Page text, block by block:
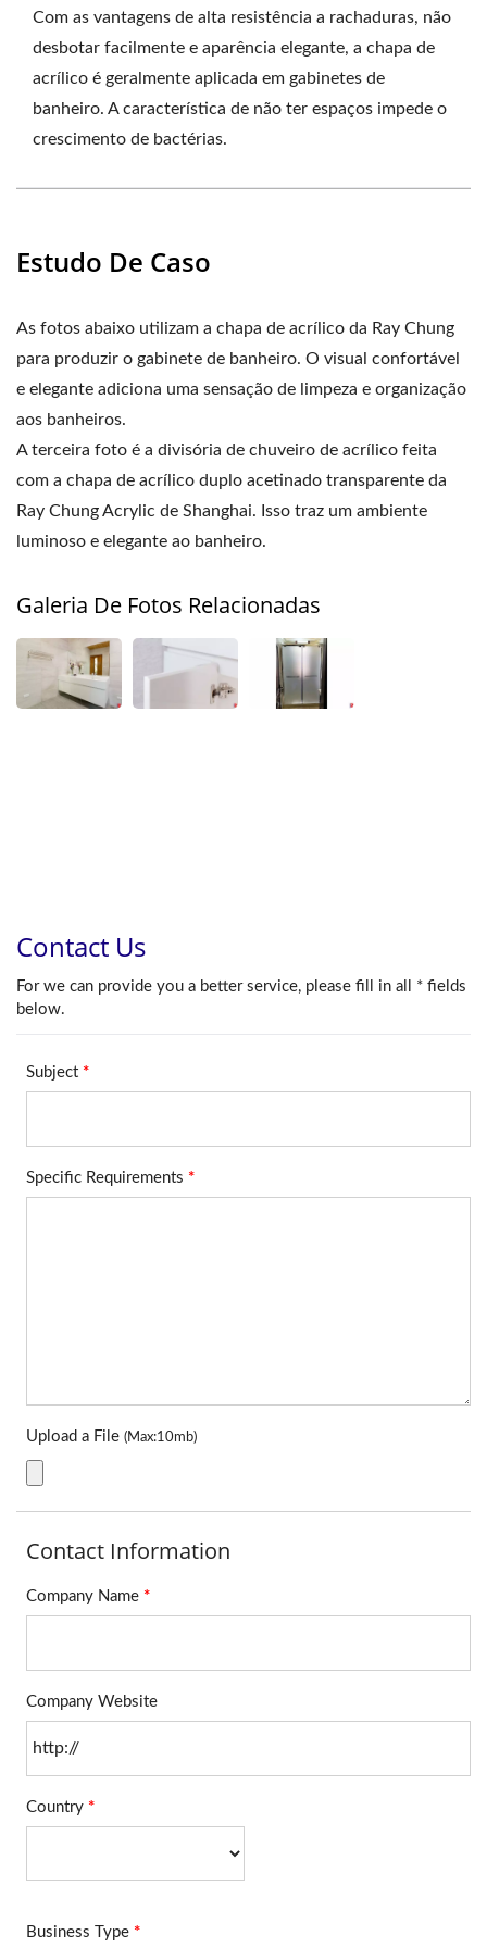
Com as vantagens de alta resistência a rachaduras, não
desbotar facilmente e aparência elegante, a chapa de
acrílico é geralmente aplicada em gabinetes de
banheiro. A característica de não ter espaços impede o
crescimento de bactérias.
Estudo De Caso
As fotos abaixo utilizam a chapa de acrílico da Ray Chung
para produzir o gabinete de banheiro. O visual confortável
e elegante adiciona uma sensação de limpeza e organização
aos banheiros.
A terceira foto é a divisória de chuveiro de acrílico feita
com a chapa de acrílico duplo acetinado transparente da
Ray Chung Acrylic de Shanghai. Isso traz um ambiente
luminoso e elegante ao banheiro.
Galeria De Fotos Relacionadas